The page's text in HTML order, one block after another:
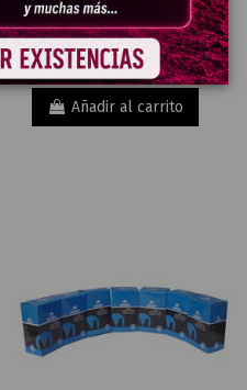
KGUARD
HS484
TWINSKIN
26X1.75
Añadir al carrito